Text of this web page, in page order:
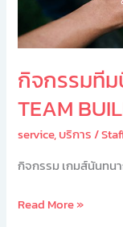
กิจกรรมที
TEAM
service,บริการ/
กิจกรรม เกมส์นันทน
WALK
)
Read More »